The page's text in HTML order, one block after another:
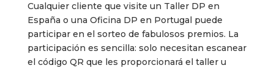
Cualquier cliente que visite un Taller DP en
España o una Oficina DP en Portugal puede
participar en el sorteo de fabulosos premios. La
participación es sencilla: solo necesitan escanear
el código QR que les proporcionará el taller u